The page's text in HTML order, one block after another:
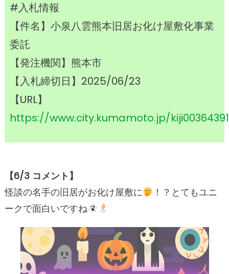
#入札情報
【件名】小泉八雲熊本旧居お化け屋敷化事業
委託
【発注機関】熊本市
【入札締切日】2025/06/23
【URL】
https://www.city.kumamoto.jp/
【6/3 コメント】
怪談の名手の旧居がお化け屋敷に
！？とてもユニ
ークで面白いですね